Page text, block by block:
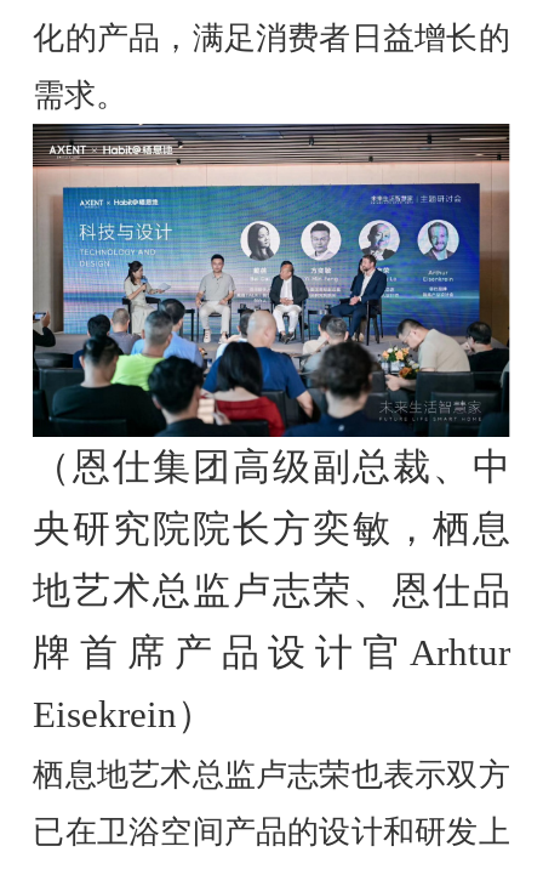
化的产品，满足消费者日益增长的
需求。
（恩仕集团高级副总裁、中
央研究院院长方奕敏，栖息
地艺术总监卢志荣、恩仕品
牌首席产品设计官Arhtur
Eisekrein）
栖息地艺术总监卢志荣也表示双方
已在卫浴空间产品的设计和研发上